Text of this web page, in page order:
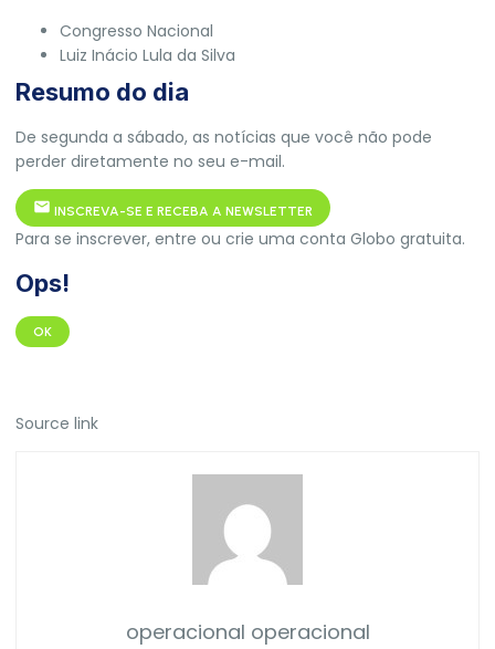
Congresso Nacional
Luiz Inácio Lula da Silva
Resumo do dia
De segunda a sábado, as notícias que você não pode
perder diretamente no seu e-mail.
INSCREVA-SE E RECEBA A NEWSLETTER
Para se inscrever, entre ou crie uma conta Globo gratuita.
Ops!
OK
Source link
operacional operacional